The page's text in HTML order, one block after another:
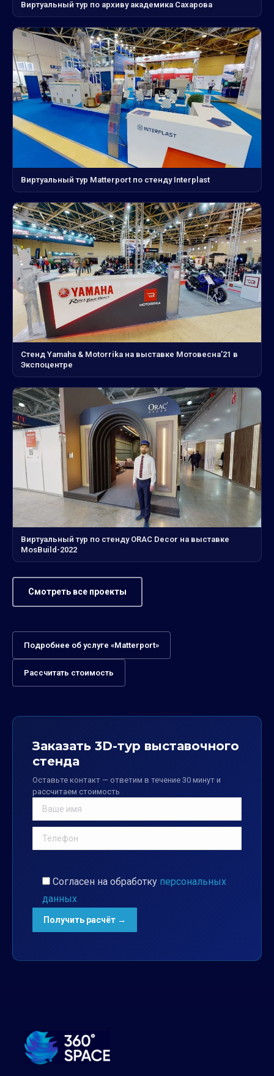
Виртуальный тур по архиву академика Сахарова
Виртуальный тур Matterport по стенду Interplast
Стенд Yamaha & Motorrika на выставке Мотовесна’21 в
Экспоцентре
Виртуальный тур по стенду ORAC Decor на выставке
MosBuild-2022
Смотреть все проекты
Подробнее об услуге «Matterport»
Рассчитать стоимость
Заказать 3D-тур выставочного
стенда
Оставьте контакт — ответим в течение 30 минут и
рассчитаем стоимость
Согласен на обработку персональных
данных